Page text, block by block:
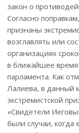
закон о
Согласно
признаны
возглавлять или
организациях
в ближайшее
парламента. Как
Лалиева, в
экстремистской
«Свидетели
были случаи, когда